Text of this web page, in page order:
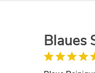
Blaues